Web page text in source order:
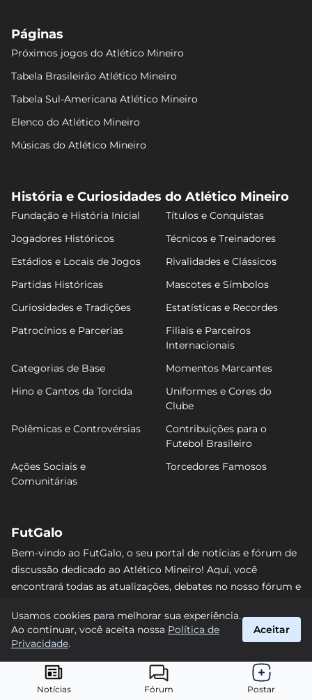
Notícias Fórum Postar
Páginas
Próximos jogos do Atlético Mineiro
Tabela Brasileirão Atlético Mineiro
Tabela Sul-Americana Atlético Mineiro
Elenco do Atlético Mineiro
Músicas do Atlético Mineiro
História e Curiosidades do Atlético Mineiro
Fundação e História Inicial
Títulos e Conquistas
Jogadores Históricos
Técnicos e Treinadores
Estádios e Locais de Jogos
Rivalidades e Clássicos
Partidas Históricas
Mascotes e Símbolos
Curiosidades e Tradições
Estatísticas e Recordes
Patrocínios e Parcerias
Filiais e Parceiros
Internacionais
Categorias de Base
Momentos Marcantes
Hino e Cantos da Torcida
Uniformes e Cores do
Clube
Polêmicas e Controvérsias
Contribuições para o
Futebol Brasileiro
Ações Sociais e
Comunitárias
Torcedores Famosos
FutGalo
Bem-vindo ao FutGalo, o seu portal de notícias e fórum de
discussão dedicado ao Atlético Mineiro! Aqui, você
encontrará todas as atualizações, debates no nosso fórum e
e junte-se à comunidade alvinegra mais vibrante da
internet! #AtléticoMineiro #FutGalo
© 2026 FutGalo. Todos os direitos reservados.
Usamos cookies para melhorar sua experiência.
Ao continuar, você aceita nossa Política de
Privacidade.
Aceitar